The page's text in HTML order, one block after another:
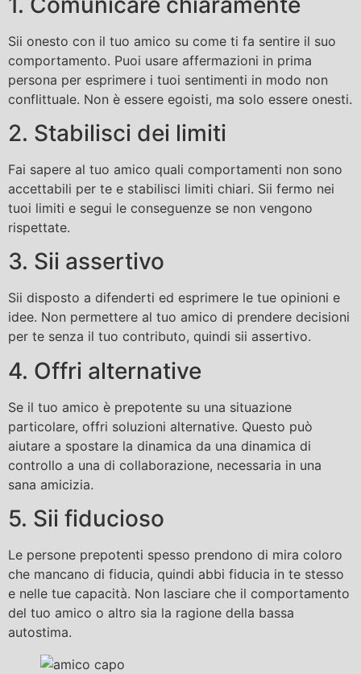
Sii onesto con il tuo amico su come ti fa sentire il suo
comportamento. Puoi usare affermazioni in prima
persona per esprimere i tuoi sentimenti in modo non
conflittuale. Non è essere egoisti, ma solo essere onesti.
2. Stabilisci dei limiti
Fai sapere al tuo amico quali comportamenti non sono
accettabili per te e stabilisci limiti chiari. Sii fermo nei
tuoi limiti e segui le conseguenze se non vengono
rispettate.
3. Sii assertivo
Sii disposto a difenderti ed esprimere le tue opinioni e
idee. Non permettere al tuo amico di prendere decisioni
per te senza il tuo contributo, quindi sii assertivo.
4. Offri alternative
Se il tuo amico è prepotente su una situazione
particolare, offri soluzioni alternative. Questo può
aiutare a spostare la dinamica da una dinamica di
controllo a una di collaborazione, necessaria in una
sana amicizia.
5. Sii fiducioso
Le persone prepotenti spesso prendono di mira coloro
che mancano di fiducia, quindi abbi fiducia in te stesso
e nelle tue capacità. Non lasciare che il comportamento
del tuo amico o altro sia la ragione della bassa
autostima.